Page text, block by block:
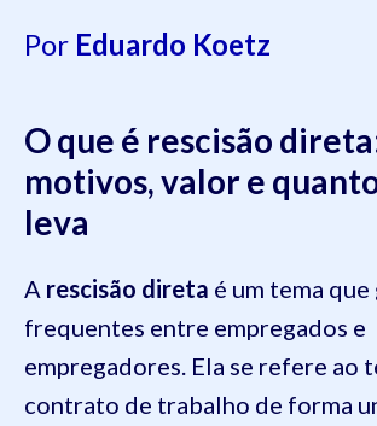
Por Eduardo Koetz
O que é rescisão
motivos, valor e
leva
A rescisão direta é um tema
frequentes entre empregados e
empregadores. Ela se refere ao
contrato de trabalho de forma